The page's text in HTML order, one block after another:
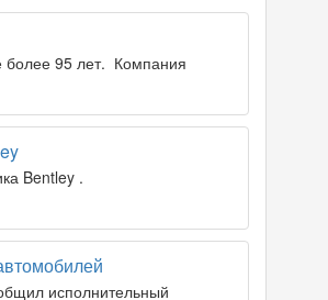
более 95 лет. Компания
Bentley .
исполнительный